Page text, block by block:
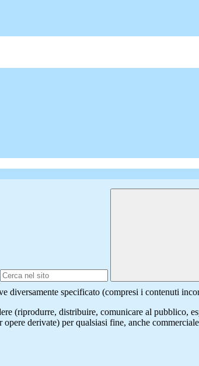
diversamente specificato (compresi i contenuti
(riprodurre, distribuire, comunicare al pubblico,
derivate) per qualsiasi fine, anche